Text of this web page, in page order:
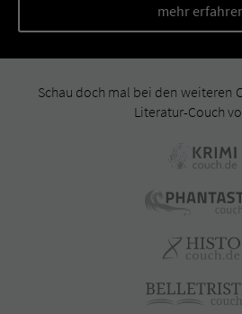
mehr
Schau doch mal bei den weiteren
Literatur-Couch